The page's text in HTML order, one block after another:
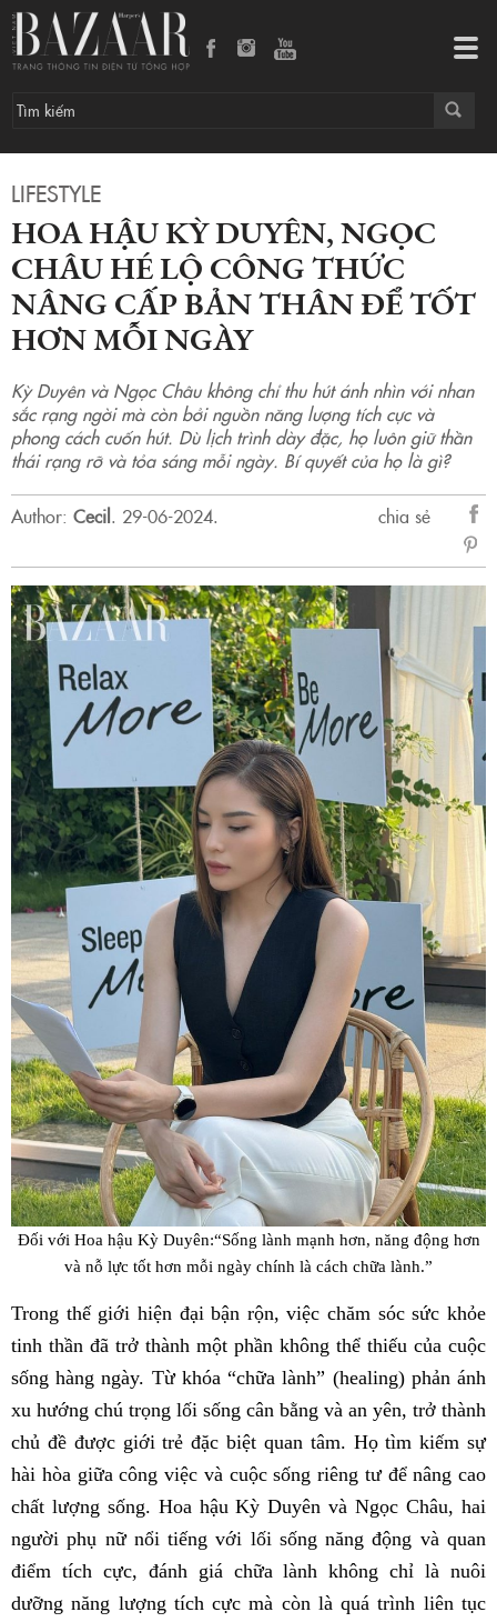
LIFESTYLE
HOA HẬU KỲ DUYÊN, NGỌC
CHÂU HÉ LỘ CÔNG THỨC
NÂNG CẤP BẢN THÂN ĐỂ TỐT
HƠN MỖI NGÀY
Kỳ Duyên và Ngọc Châu không chỉ thu hút ánh nhìn với nhan
sắc rạng ngời mà còn bởi nguồn năng lượng tích cực và
phong cách cuốn hút. Dù lịch trình dày đặc, họ luôn giữ thần
thái rạng rỡ và tỏa sáng mỗi ngày. Bí quyết của họ là gì?
Author: Cecil. 29-06-2024.
chia sẻ
sẻ
Đối với Hoa hậu Kỳ Duyên:“Sống lành mạnh hơn, năng động hơn
và nỗ lực tốt hơn mỗi ngày chính là cách chữa lành.”
Trong thế giới hiện đại bận rộn, việc chăm sóc sức khỏe
tinh thần đã trở thành một phần không thể thiếu của cuộc
sống hàng ngày. Từ khóa “chữa lành” (healing) phản ánh
xu hướng chú trọng lối sống cân bằng và an yên, trở thành
chủ đề được giới trẻ đặc biệt quan tâm. Họ tìm kiếm sự
hài hòa giữa công việc và cuộc sống riêng tư để nâng cao
chất lượng sống. Hoa hậu Kỳ Duyên và Ngọc Châu, hai
người phụ nữ nổi tiếng với lối sống năng động và quan
điểm tích cực, đánh giá chữa lành không chỉ là nuôi
dưỡng năng lượng tích cực mà còn là quá trình liên tục